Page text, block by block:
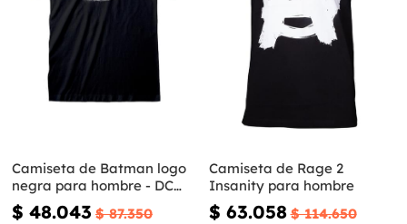
Camiseta de Batman logo
negra para hombre - DC
Comics
$ 48.043 $ 87.350
Camiseta de Rage 2
Insanity para hombre
$ 63.058 $ 114.650